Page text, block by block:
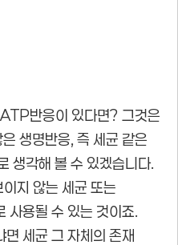
반응이 있다면? 그것은
생명반응, 즉 세균 같은
생각해 볼 수 있겠습니다.
지 않는 세균 또는
사용될 수 있는 것이죠.
면 세균 그 자체의 존재